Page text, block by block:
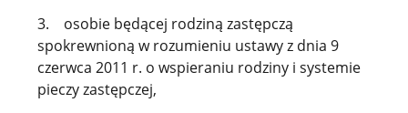
3. osobie będącej rodziną zastępczą
spokrewnioną w rozumieniu ustawy z dnia 9
czerwca 2011 r. o wspieraniu rodziny i systemie
pieczy zastępczej,